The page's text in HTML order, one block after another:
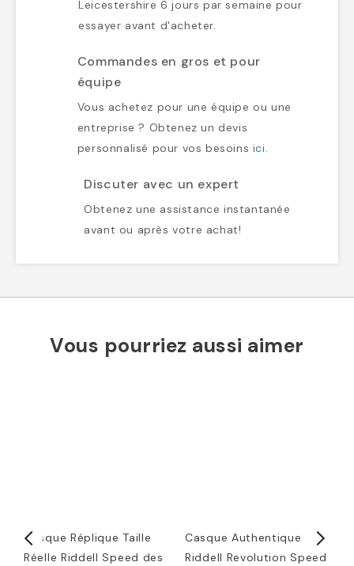
Leicestershire 6 jours par semaine pour
essayer avant d'acheter.
Commandes en gros et pour
équipe
Vous achetez pour une équipe ou une
entreprise ? Obtenez un devis
personnalisé pour vos besoins ici.
Discuter avec un expert
Obtenez une assistance instantanée
avant ou après votre achat!
Vous pourriez aussi aimer
Casque Réplique Taille
Réelle Riddell Speed des
Casque Authentique
Riddell Revolution Speed